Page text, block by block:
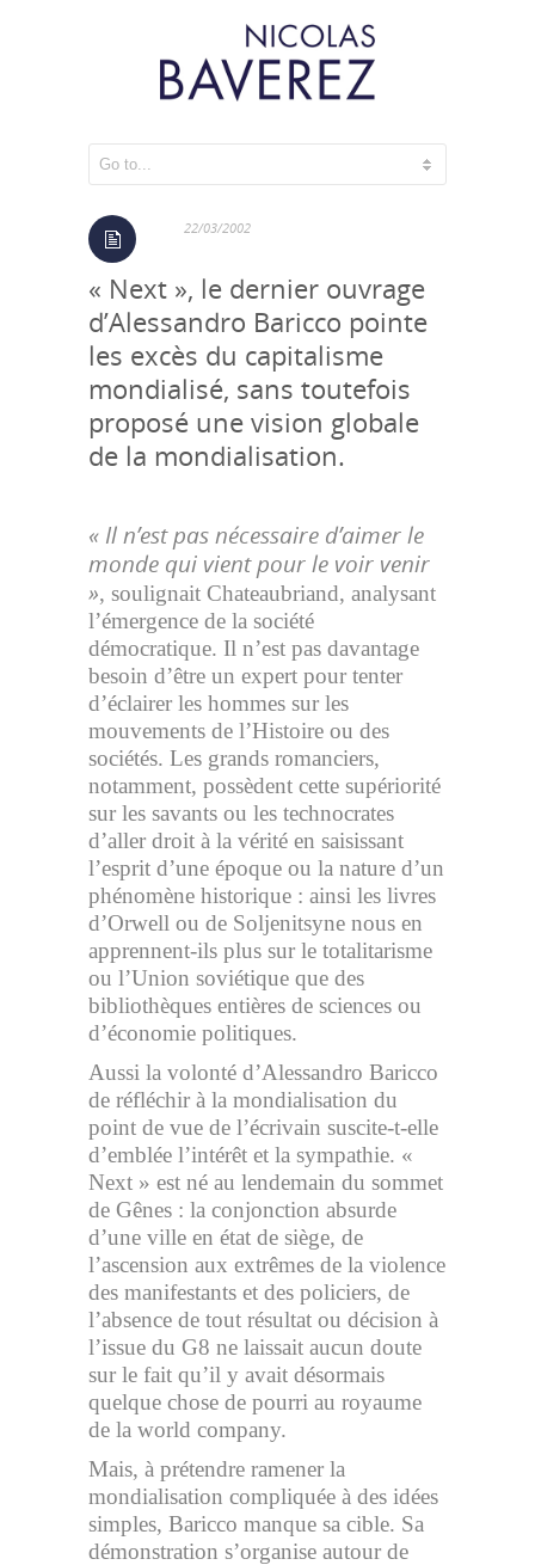
« Global writing »
22/03/2002
« Next », le dernier ouvrage
d’Alessandro Baricco pointe
les excès du capitalisme
mondialisé, sans toutefois
proposé une vision globale
de la mondialisation.
« Il n’est pas nécessaire d’aimer le
monde qui vient pour le voir venir
», soulignait Chateaubriand, analysant
l’émergence de la société
démocratique. Il n’est pas davantage
besoin d’être un expert pour tenter
d’éclairer les hommes sur les
mouvements de l’Histoire ou des
sociétés. Les grands romanciers,
notamment, possèdent cette supériorité
sur les savants ou les technocrates
d’aller droit à la vérité en saisissant
l’esprit d’une époque ou la nature d’un
phénomène historique : ainsi les livres
d’Orwell ou de Soljenitsyne nous en
apprennent-ils plus sur le totalitarisme
ou l’Union soviétique que des
bibliothèques entières de sciences ou
d’économie politiques.
Aussi la volonté d’Alessandro Baricco
de réfléchir à la mondialisation du
point de vue de l’écrivain suscite-t-elle
d’emblée l’intérêt et la sympathie. «
Next » est né au lendemain du sommet
de Gênes : la conjonction absurde
d’une ville en état de siège, de
l’ascension aux extrêmes de la violence
des manifestants et des policiers, de
l’absence de tout résultat ou décision à
l’issue du G8 ne laissait aucun doute
sur le fait qu’il y avait désormais
quelque chose de pourri au royaume
de la world company.
Mais, à prétendre ramener la
mondialisation compliquée à des idées
simples, Baricco manque sa cible. Sa
démonstration s’organise autour de